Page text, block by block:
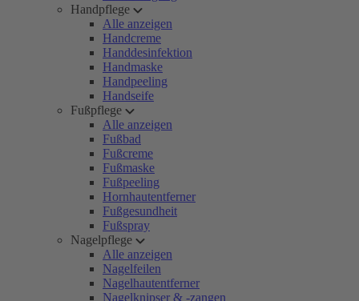
Handpflege
Alle anzeigen
Handcreme
Handdesinfektion
Handmaske
Handpeeling
Handseife
Fußpflege
Alle anzeigen
Fußbad
Fußcreme
Fußmaske
Fußpeeling
Hornhautentferner
Fußgesundheit
Fußspray
Nagelpflege
Alle anzeigen
Nagelfeilen
Nagelhautentferner
Nagelknipser & -zangen